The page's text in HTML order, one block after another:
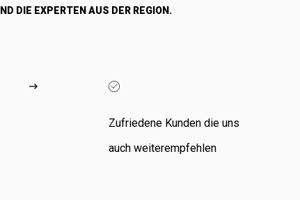
DIE EXPERTEN AUS DER REGION.
Zufriedene Kunden die uns
auch weiterempfehlen